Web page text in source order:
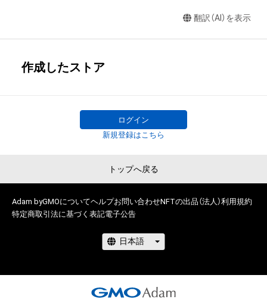
翻訳（AI）を表示
作成したストア
ログイン
新規登録はこちら
トップへ戻る
Adam byGMOについてヘルプお問い合わせNFTの出品（法人）利用規約
特定商取引法に基づく表記電子公告